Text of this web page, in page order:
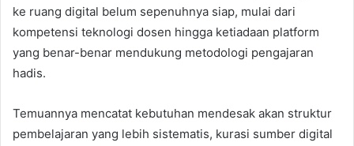
ke ruang digital belum sepenuhnya siap, mulai dari
kompetensi teknologi dosen hingga ketiadaan platform
yang benar-benar mendukung metodologi pengajaran
hadis.
Temuannya mencatat kebutuhan mendesak akan struktur
pembelajaran yang lebih sistematis, kurasi sumber digital